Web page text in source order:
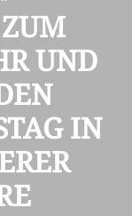
UND
IN